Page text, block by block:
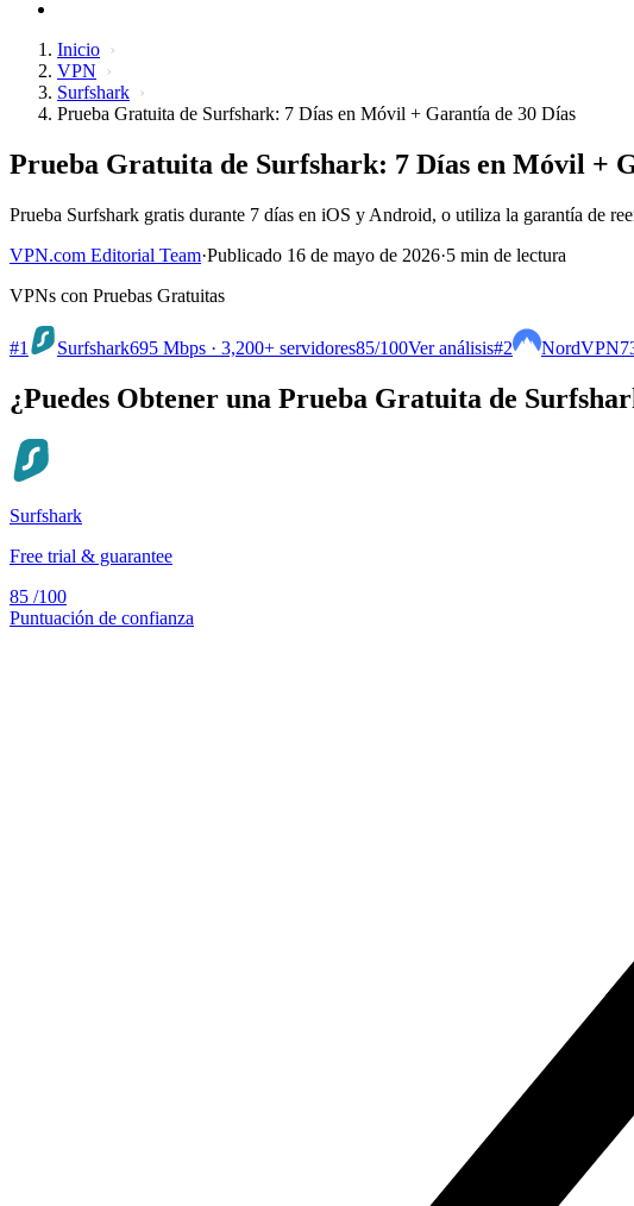
Inicio
VPN
Surfshark
Prueba Gratuita de Surfshark: 7 Días en Móvil + Garantía de 30 Días
Prueba Gratuita de Surfshark: 7 Días en Móvil +
Prueba Surfshark gratis durante 7 días en iOS y Android, o utiliza la garantía de
VPN.com Editorial Team·Publicado 16 de mayo de 2026·5 min de lectura
VPNs con Pruebas Gratuitas
#1 Surfshark695 Mbps · 3,200+ servidores85/100Ver análisis#2 NordVPN
¿Puedes Obtener una Prueba Gratuita de
Surfshark
Free trial & guarantee
85 /100
Puntuación de confianza